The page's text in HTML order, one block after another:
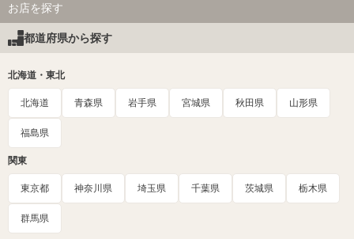
お店を探す
都道府県から探す
北海道・東北
北海道 青森県 岩手県 宮城県 秋田県 山形県
福島県
関東
東京都 神奈川県 埼玉県 千葉県 茨城県 栃木県
群馬県